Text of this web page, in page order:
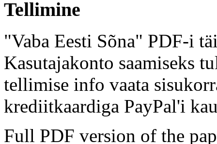
Tellimine
"Vaba Eesti Sõna" PDF-i
Kasutajakonto saamiseks
tellimise info vaata
krediitkaardiga PayPal'i
Full PDF version of the